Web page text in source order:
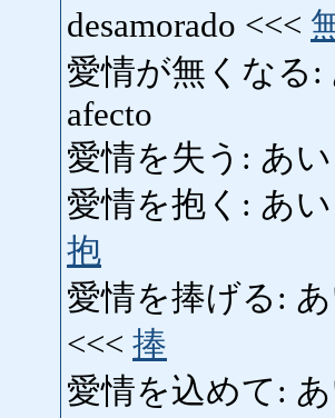
desamorado <<<
愛情が無くなる:
afecto
愛情を失う: あ
愛情を抱く: あ
抱
愛情を捧げる:
<<< 捧
愛情を込めて: